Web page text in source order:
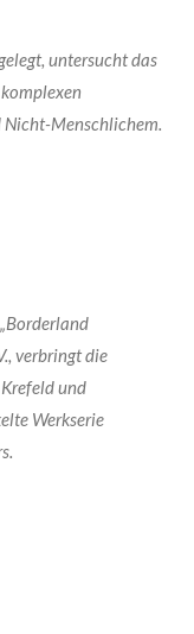
untersucht das
Menschlichem.
verbringt die
und
Werkserie